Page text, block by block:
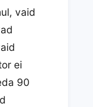
vaid
ei
90